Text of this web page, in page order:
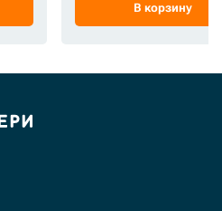
В корзину